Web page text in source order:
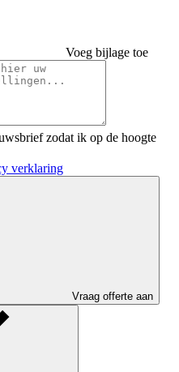
Voeg bijlage toe
zodat ik op de hoogte
verklaring
Vraag offerte aan